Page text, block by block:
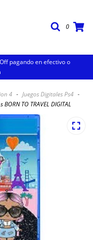
0
pagando en efectivo o
4 - Juegos Digitales Ps4 -
TO TRAVEL DIGITAL